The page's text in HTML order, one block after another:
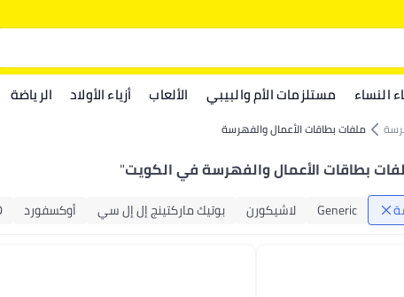
النساء مستلزمات الأم والبيبي الألعاب أزياء الأولاد الرياضة
ملفات بطاقات الأعمال والفهرسة
بطاقات الأعمال والفهرسة في الكويت"
Generic لاشيكورن بوتيك ماركتينج إل إل سي أوكسفورد